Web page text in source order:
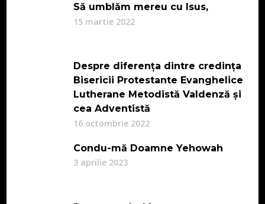
Să umblăm mereu cu Isus,
15 martie 2022
Despre diferența dintre credința
Bisericii Protestante Evanghelice
Lutherane Metodistă Valdenză și
cea Adventistă
16 octombrie 2022
Condu-mă Doamne Yehowah
3 aprilie 2023